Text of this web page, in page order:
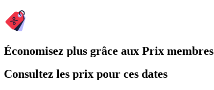
Économisez plus grâce aux Prix membres
Consultez les prix pour ces dates